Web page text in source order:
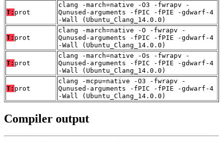
T: prot
clang -march=native -O3 -fwrapv -
Qunused-arguments -fPIC -fPIE -gdwarf-4
-Wall (Ubuntu_Clang_14.0.0)
T: prot
clang -march=native -O -fwrapv -
Qunused-arguments -fPIC -fPIE -gdwarf-4
-Wall (Ubuntu_Clang_14.0.0)
T: prot
clang -march=native -Os -fwrapv -
Qunused-arguments -fPIC -fPIE -gdwarf-4
-Wall (Ubuntu_Clang_14.0.0)
T: prot
clang -mcpu=native -O3 -fwrapv -
Qunused-arguments -fPIC -fPIE -gdwarf-4
-Wall (Ubuntu_Clang_14.0.0)
Compiler output